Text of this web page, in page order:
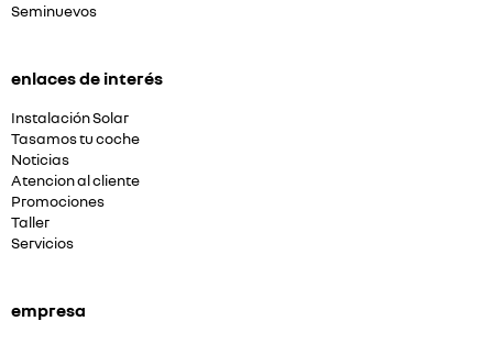
Seminuevos
enlaces de interés
Instalación Solar
Tasamos tu coche
Noticias
Atencion al cliente
Promociones
Taller
Servicios
empresa